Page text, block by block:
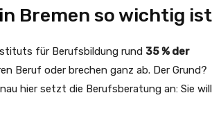
Bremen so wichtig ist
für Berufsbildung rund 35 % der
Beruf oder brechen ganz ab. Der Grund?
hier setzt die Berufsberatung an: Sie will